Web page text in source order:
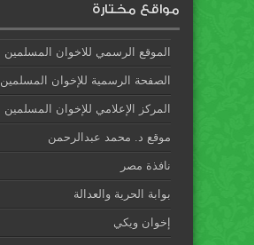
مواقع مختارة
الموقع الرسمي للاخوان المسلمين
الصفحة الرسمية للإخوان المسلمين
المركز الإعلامي للإخوان المسلمين
موقع د. محمد عبدالرحمن
نافذة مصر
بوابة الحرية والعدالة
إخوان ويكي